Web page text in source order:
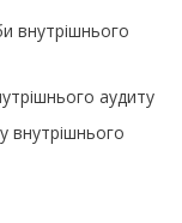
внутрішнього
аудиту
внутрішнього